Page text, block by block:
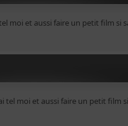
moi et aussi faire un petit film si
tel moi et aussi faire un petit film